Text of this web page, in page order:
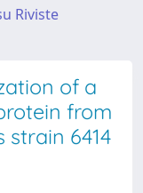
Riviste
of a
from
strain 6414